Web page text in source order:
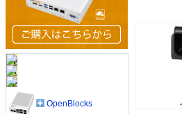
OpenBlocks